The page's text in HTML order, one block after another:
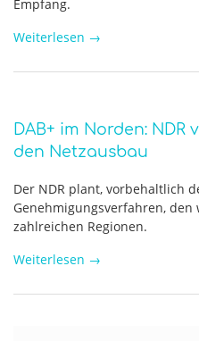
Empfang.
Weiterlesen →
DAB+ im Norden:
den Netzausbau
Der NDR plant, vorbehaltlich
Genehmigungsverfahren, den
zahlreichen Regionen.
Weiterlesen →